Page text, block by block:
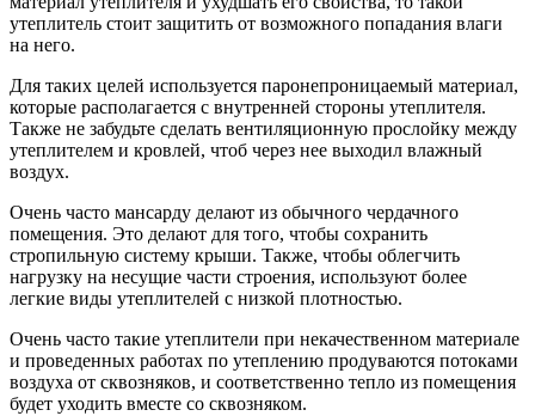
утеплитель стоит защитить от возможного попадания влаги
на него.
Для таких целей используется паронепроницаемый материал,
которые располагается с внутренней стороны утеплителя.
Также не забудьте сделать вентиляционную прослойку между
утеплителем и кровлей, чтоб через нее выходил влажный
воздух.
Очень часто мансарду делают из обычного чердачного
помещения. Это делают для того, чтобы сохранить
стропильную систему крыши. Также, чтобы облегчить
нагрузку на несущие части строения, используют более
легкие виды утеплителей с низкой плотностью.
Очень часто такие утеплители при некачественном материале
и проведенных работах по утеплению продуваются потоками
воздуха от сквозняков, и соответственно тепло из помещения
будет уходить вместе со сквозняком.